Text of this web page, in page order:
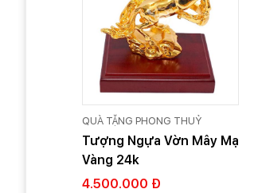
QUÀ TẶNG PHONG THUỶ
Tượng Ngựa Vờn Mây Mạ
Vàng 24k
4.500.000 Đ